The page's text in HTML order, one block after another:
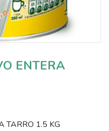
ENTERA
TARRO 1.5 KG